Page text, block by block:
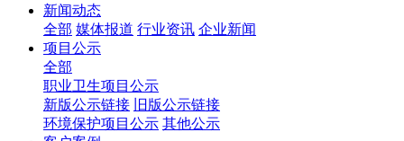
新闻动态
全部 媒体报道 行业资讯 企业新闻
项目公示
全部
职业卫生项目公示
新版公示链接
旧版公示链接
环境保护项目公示 其他公示